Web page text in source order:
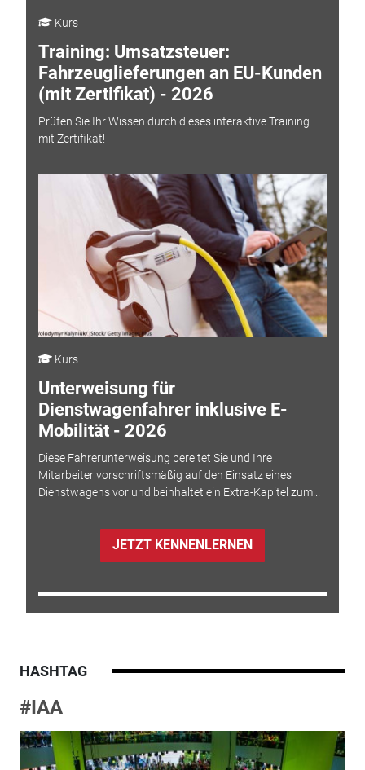
Kurs
Training: Umsatzsteuer:
Fahrzeuglieferungen an EU-Kunden
(mit Zertifikat) - 2026
Prüfen Sie Ihr Wissen durch dieses interaktive Training
mit Zertifikat!
Kurs
Unterweisung für
Dienstwagenfahrer inklusive E-
Mobilität - 2026
Diese Fahrerunterweisung bereitet Sie und Ihre
Mitarbeiter vorschriftsmäßig auf den Einsatz eines
Dienstwagens vor und beinhaltet ein Extra-Kapitel zum...
JETZT KENNENLERNEN
HASHTAG
#IAA